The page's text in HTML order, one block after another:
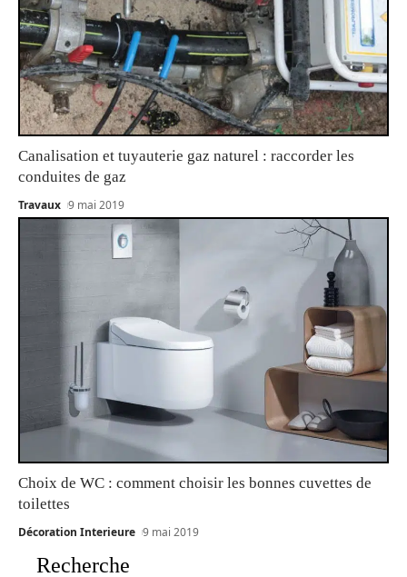
Canalisation et tuyauterie gaz naturel : raccorder les
conduites de gaz
Travaux 9 mai 2019
Choix de WC : comment choisir les bonnes cuvettes de
toilettes
Décoration Interieure 9 mai 2019
Recherche